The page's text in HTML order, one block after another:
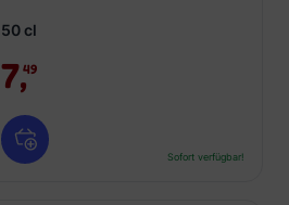
50 cl
7,49
Sofort verfügbar!